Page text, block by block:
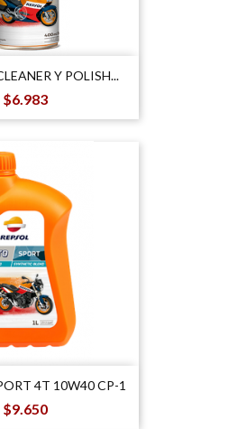
Y POLISH...
Precio
$6.983
4T 10W40 CP-1
Precio
$9.650